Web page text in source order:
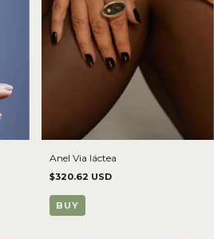
Anel Via láctea
$320.62 USD
BUY